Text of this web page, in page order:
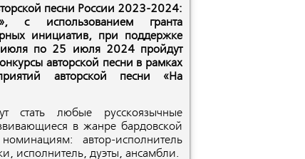
песни России 2023-2024:
с использованием гранта
инициатив, при поддержке
по 25 июля 2024 пройдут
авторской песни в рамках
авторской песни «На
стать любые русскоязычные
в жанре бардовской
автор-исполнитель
исполнитель, дуэты, ансамбли.